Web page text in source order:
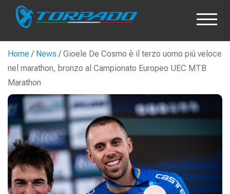
Home/ News / Gioele De Cosmo è il terzo uomo più veloce
nel marathon, bronzo al Campionato Europeo UEC MTB
Marathon